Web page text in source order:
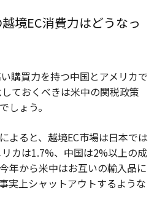
境EC消費力はどうなっ
購買力を持つ中国とアメリカで
ておくべきは米中の関税政策
しょう。
よると、越境EC市場は日本では
カは1.7%、中国は2%以上の成
年から米中はお互いの輸入品に
実上シャットアウトするような